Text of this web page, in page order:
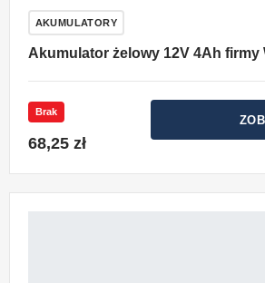
AKUMULATORY
Akumulator żelowy 12V 4Ah firmy
Brak
68,25 zł